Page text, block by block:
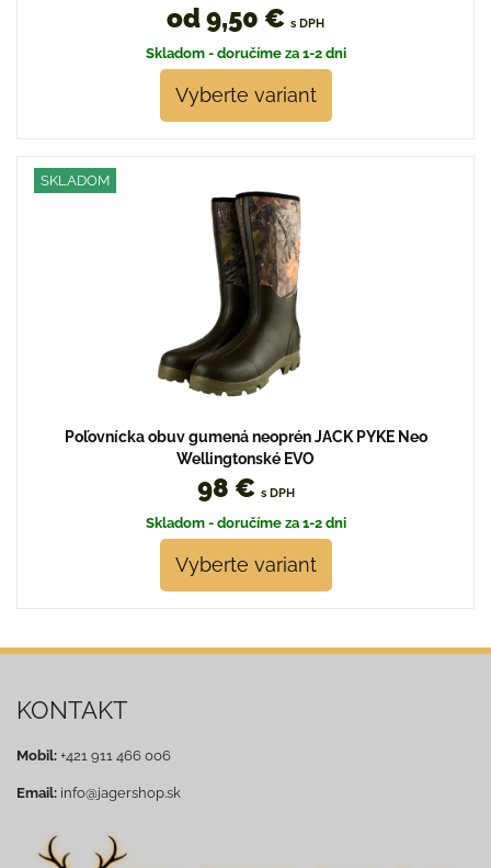
od 9,50 € s DPH
Skladom - doručíme za 1-2 dni
Vyberte variant
SKLADOM
Poľovnícka obuv gumená neoprén JACK PYKE Neo
Wellingtonské EVO
98 € s DPH
Skladom - doručíme za 1-2 dni
Vyberte variant
KONTAKT
Mobil: +421 911 466 006
Email: info@jagershop.sk